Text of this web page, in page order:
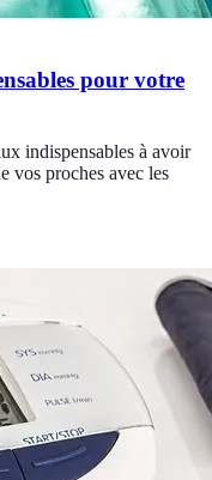
pour votre
indispensables à avoir
vos proches avec les